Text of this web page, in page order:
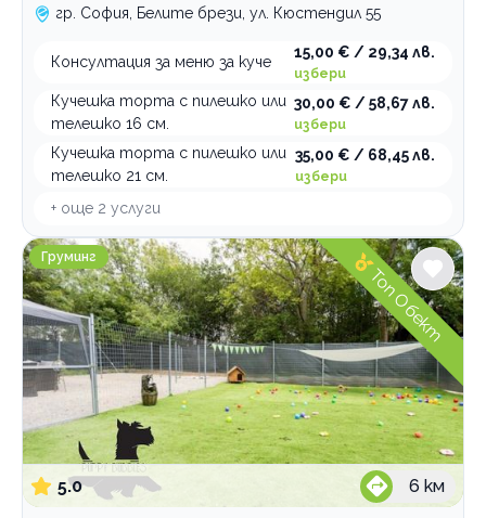
гр. София, Белите брези, ул. Кюстендил 55
Консултация за меню за куче
15,00 € / 29,34 лв.
избери
Кучешка торта с пилешко или
телешко 16 см.
30,00 € / 58,67 лв.
избери
Кучешка торта с пилешко или
телешко 21 см.
35,00 € / 68,45 лв.
избери
+ още 2 услуги
Puppy Bubbles Хотел и Груминг
Груминг
5.0 6 км
Топ Обект